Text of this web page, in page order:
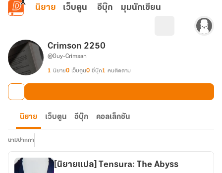
ข้ามไปยังเนื้อหาหลัก
นิยาย เว็บตูน อีบุ๊ก มุมนักเขียน
Crimson 2250
@Guy-Crimsan
1 นิยาย0 เว็บตูน0 อีบุ๊ก1 คนติดตาม
นิยาย เว็บตูน อีบุ๊ก คอลเล็กชัน
นามปากกา
[นิยายแปล] Tensura: The Abyss